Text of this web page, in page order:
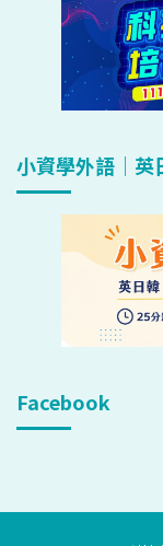
小資學外語｜
Facebook